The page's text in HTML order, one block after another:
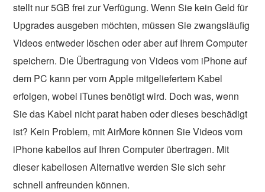
stellt nur 5GB frei zur Verfügung. Wenn Sie kein Geld für
Upgrades ausgeben möchten, müssen Sie zwangsläufig
Videos entweder löschen oder aber auf Ihrem Computer
speichern. Die Übertragung von Videos vom iPhone auf
dem PC kann per vom Apple mitgeliefertem Kabel
erfolgen, wobei iTunes benötigt wird. Doch was, wenn
Sie das Kabel nicht parat haben oder dieses beschädigt
ist? Kein Problem, mit AirMore können Sie Videos vom
iPhone kabellos auf Ihren Computer übertragen. Mit
dieser kabellosen Alternative werden Sie sich sehr
schnell anfreunden können.